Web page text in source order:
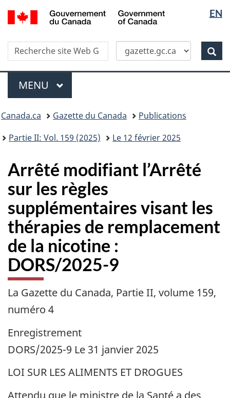
Skip
to
content
Passer
à
version
HTML
simplifiée
la
langue
EN
Canada
Recherche
Recherche
dans
site
Web
Menu
MENU PRINCIPAL
�tes
ici
Canada.ca Gazette du Canada
Publications
Partie II: Vol. 159 (2025)
Le 12 février 2025
Arrêté modifiant l’Arrêté
sur les règles
supplémentaires visant les
thérapies de remplacement
de la nicotine :
DORS/2025-9
La Gazette du Canada, Partie II, volume 159,
numéro 4
Enregistrement
DORS/2025-9 Le 31 janvier 2025
LOI SUR LES ALIMENTS ET DROGUES
Attendu que le ministre de la Santé a des